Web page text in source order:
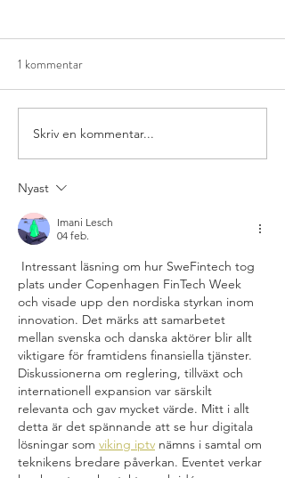
NOMINATIONS FOR
NORDIC FINTECH
AWARDS 2026 ARE
1 kommentar
Skriv en kommentar...
Nyast
Imani Lesch
04 feb.
Intressant läsning om hur SweFintech tog
plats under Copenhagen FinTech Week
och visade upp den nordiska styrkan inom
innovation. Det märks att samarbetet
mellan svenska och danska aktörer blir allt
viktigare för framtidens finansiella tjänster.
Diskussionerna om reglering, tillväxt och
internationell expansion var särskilt
relevanta och gav mycket värde. Mitt i allt
detta är det spännande att se hur digitala
lösningar som viking iptv nämns i samtal om
teknikens bredare påverkan. Eventet verkar